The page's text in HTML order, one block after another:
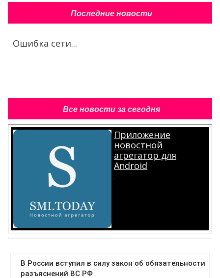
Последние новости
Ошибка сети...
Все новости за сегодня
Приложение
новостной
агрегатор для
Android
.